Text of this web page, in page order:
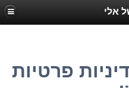
אלי
פרטיות